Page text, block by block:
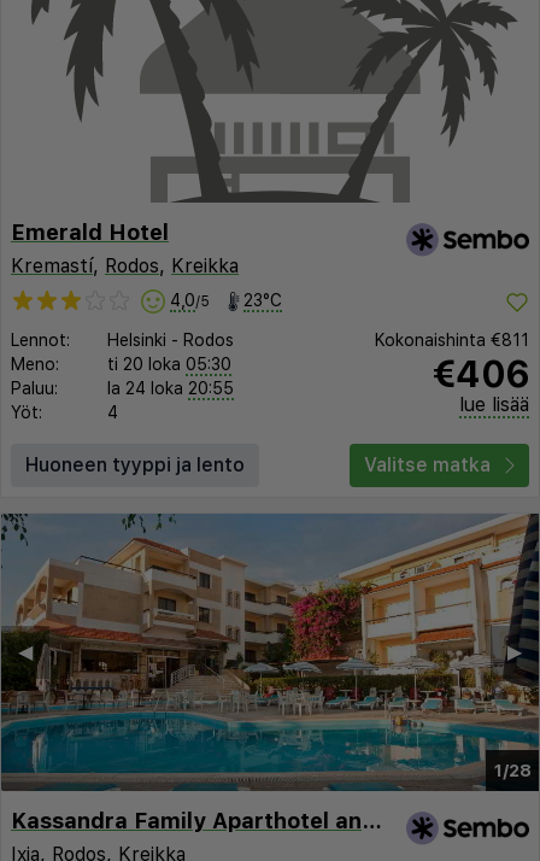
Emerald Hotel
Kremastí, Rodos, Kreikka
4,0/5 23°C
Lennot: Helsinki - Rodos
Meno:
ti 20 loka 05:30
Paluu:
la 24 loka 20:55
Yöt:
4
Kokonaishinta €811
€406
lue lisää
Huoneen tyyppi ja lento Valitse matka
1/28
▶︎
◀︎
Kassandra Family Aparthotel and SPA
Ixia, Rodos, Kreikka